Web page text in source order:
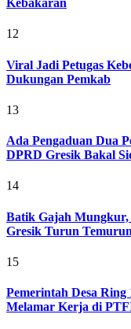
Kebakaran
12
Viral Jadi Petugas
Dukungan Pemkab
13
Ada Pengaduan Dua
DPRD Gresik Bakal
14
Batik Gajah Mungkur,
Gresik Turun Temurun
15
Pemerintah Desa
Melamar Kerja di